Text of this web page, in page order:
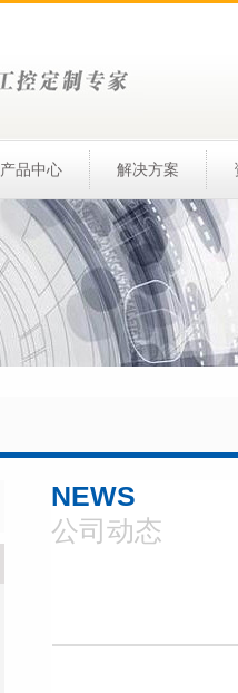
产品中心 解决方案
NEWS
公司动态